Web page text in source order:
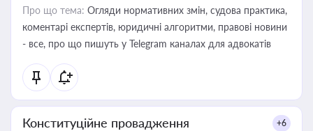
Про що тема: Огляди нормативних змін, судова практика,
коментарі експертів, юридичні алгоритми, правові новини
- все, про що пишуть у Telegram каналах для адвокатів
Конституційне провадження +6